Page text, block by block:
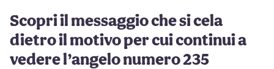
Scopri il messaggio che si cela
dietro il motivo per cui continui a
vedere l’angelo numero 235